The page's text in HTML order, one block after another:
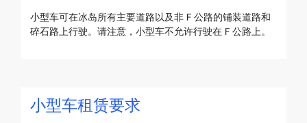
小型车可在冰岛所有主要道路以及非 F 公路的铺装道路和
碎石路上行驶。请注意，小型车不允许行驶在 F 公路上。
小型车租赁要求